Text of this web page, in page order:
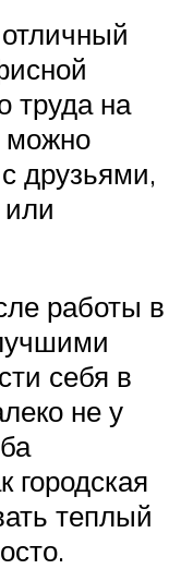
труда на
можно
друзьями,
работы в
себя в
не у
городская
теплый